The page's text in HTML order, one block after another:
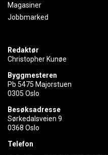
Magasiner
Jobbmarked
Redaktør
Christopher Kunøe
Byggmesteren
Pb 5475 Majorstuen
0305 Oslo
Besøksadresse
Sørkedalsveien 9
0368 Oslo
Telefon